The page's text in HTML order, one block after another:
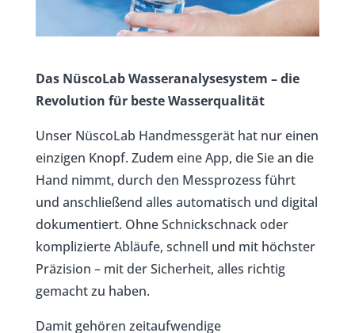
Das NüscoLab Wasseranalysesystem – die
Revolution für beste Wasserqualität
Unser NüscoLab Handmessgerät hat nur einen
einzigen Knopf. Zudem eine App, die Sie an die
Hand nimmt, durch den Messprozess führt
und anschließend alles automatisch und digital
dokumentiert. Ohne Schnickschnack oder
komplizierte Abläufe, schnell und mit höchster
Präzision – mit der Sicherheit, alles richtig
gemacht zu haben.
Damit gehören zeitaufwendige